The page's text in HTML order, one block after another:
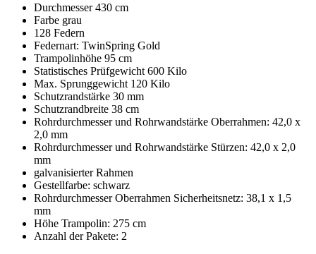
Durchmesser 430 cm
Farbe grau
128 Federn
Federnart: TwinSpring Gold
Trampolinhöhe 95 cm
Statistisches Prüfgewicht 600 Kilo
Max. Sprunggewicht 120 Kilo
Schutzrandstärke 30 mm
Schutzrandbreite 38 cm
Rohrdurchmesser und Rohrwandstärke Oberrahmen: 42,0 x
2,0 mm
Rohrdurchmesser und Rohrwandstärke Stürzen: 42,0 x 2,0
mm
galvanisierter Rahmen
Gestellfarbe: schwarz
Rohrdurchmesser Oberrahmen Sicherheitsnetz: 38,1 x 1,5
mm
Höhe Trampolin: 275 cm
Anzahl der Pakete: 2